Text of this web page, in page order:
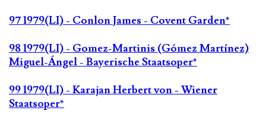
97 1979(LI) - Conlon James - Covent Garden*
98 1979(LI) - Gomez-Martinis (Gómez Martínez)
Miguel-Ángel - Bayerische Staatsoper*
99 1979(LI) - Karajan Herbert von - Wiener
Staatsoper*